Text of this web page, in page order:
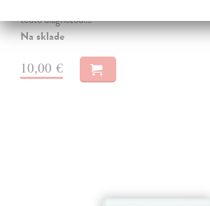
touto diagnózou.…
Na sklade
10,00 €